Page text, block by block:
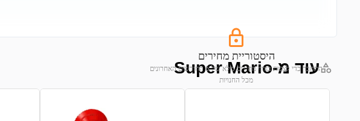
היסטוריית מחירים
התחבר כדי לצפות בגרף מחירים מלא של 6 החודשים האחרונים
מכל החנויות
עוד מ-Super Mario